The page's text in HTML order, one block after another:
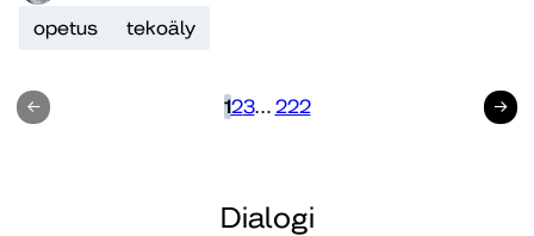
opetus
tekoäly
123… 222
Dialogi